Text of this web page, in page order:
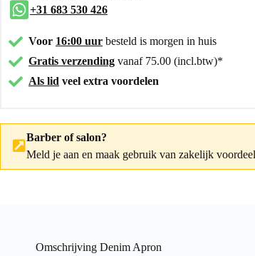
+31 683 530 426
Voor 16:00 uur besteld is morgen in huis
Gratis verzending vanaf 75.00 (incl.btw)*
Als lid veel extra voordelen
Barber of salon?
Meld je aan en maak gebruik van zakelijk
Omschrijving Denim Apron